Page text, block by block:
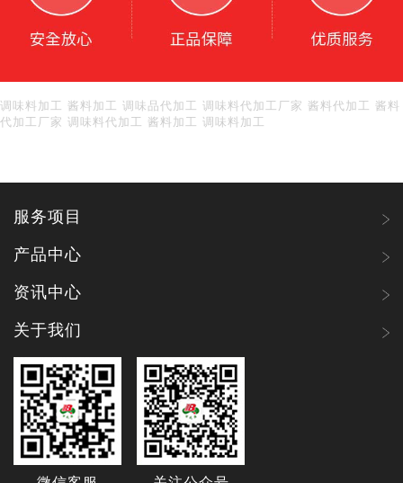
调味料加工 酱料加工 调味品代加工 调味料代加工厂家 酱料代加工 酱料
代加工厂家 调味料代加工 酱料加工 调味料加工
服务项目
产品中心
资讯中心
关于我们